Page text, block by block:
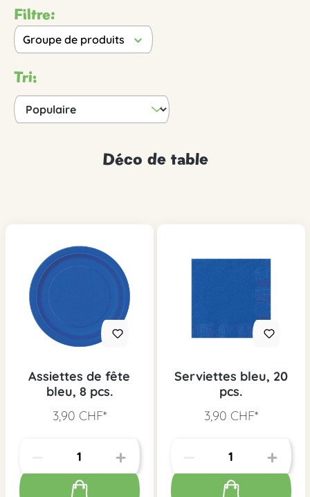
Filtre:
Groupe de produits
Tri:
Déco de table
Assiettes de fête
bleu, 8 pcs.
3,90 CHF*
Serviettes bleu, 20
pcs.
3,90 CHF*